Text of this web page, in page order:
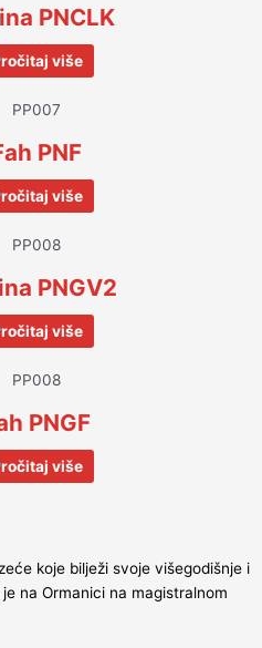
PNCLK
više
PP007
PNF
više
PP008
PNGV2
više
PP008
PNGF
više
koje bilježi svoje višegodišnje i
na Ormanici na magistralnom